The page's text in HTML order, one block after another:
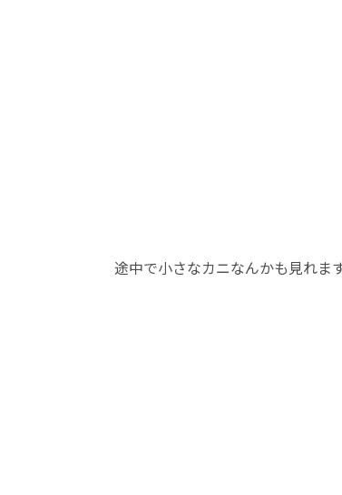
途中で小さなカニなんかも見れ